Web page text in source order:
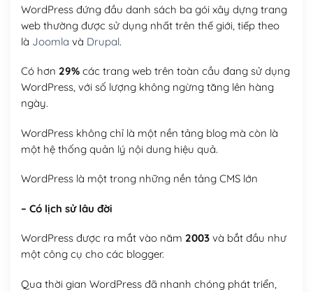
WordPress đứng đầu danh sách ba gói xây dựng trang
web thường được sử dụng nhất trên thế giới, tiếp theo
là Joomla và Drupal.
Có hơn 29%các trang web trên toàn cầu đang sử dụng
WordPress, với số lượng không ngừng tăng lên hàng
ngày.
WordPress không chỉ là một nền tảng blog mà còn là
một hệ thống quản lý nội dung hiệu quả.
WordPress là một trong những nền tảng CMS lớn
– Có lịch sử lâu đời
WordPress được ra mắt vào năm 2003và bắt đầu như
một công cụ cho các blogger.
Qua thời gian WordPress đã nhanh chóng phát triển,